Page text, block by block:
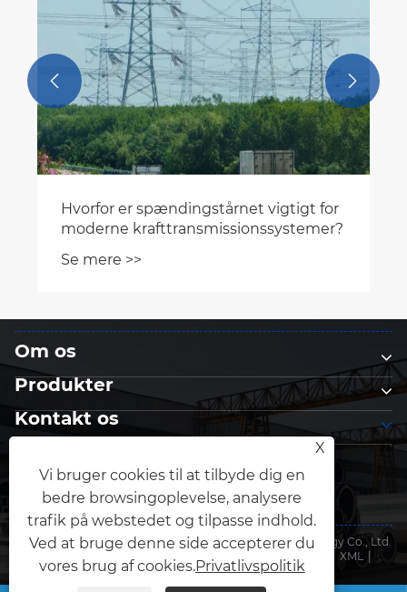
 
Om os
Produkter
Kontakt os
Copyright © 2026 Qingdao Anbang New Energy Technology Co., Ltd.
XML
Privatlivspolitik
X
Vi bruger cookies til at tilbyde dig en
bedre browsingoplevelse, analysere
trafik på webstedet og tilpasse indhold.
Ved at bruge denne side accepterer du
vores brug af cookies.Privatlivspolitik